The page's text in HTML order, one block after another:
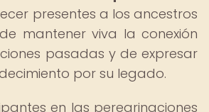
presentes a los ancestros
mantener viva la conexión
pasadas y de expresar
por su legado.
en las peregrinaciones